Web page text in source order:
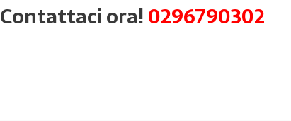
Contattaci ora!0296790302